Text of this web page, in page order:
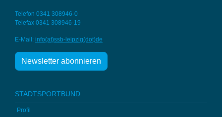
Telefon 0341 308946-0
Telefax 0341 308946-19
E-Mail: info(at)ssb- leipzig(dot)de
Newsletter abonnieren
STADTSPORTBUND
Profil